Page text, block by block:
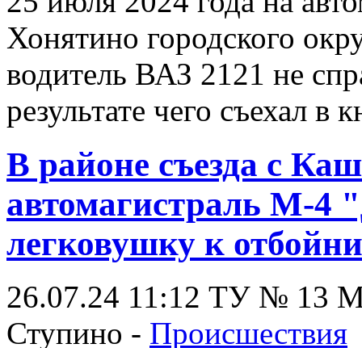
Хонятино городского
водитель ВАЗ 2121 не
результате чего съехал
В районе съезда с
автомагистраль М-4
легковушку к
26.07.24 11:12 ТУ № 13
Ступино - Происшествия